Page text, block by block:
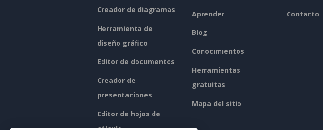
Creador de diagramas
Herramienta de
diseño gráfico
Editor de documentos
Creador de
presentaciones
Editor de hojas de
Aprender
Blog
Conocimientos
Herramientas
gratuitas
Mapa del sitio
Contacto